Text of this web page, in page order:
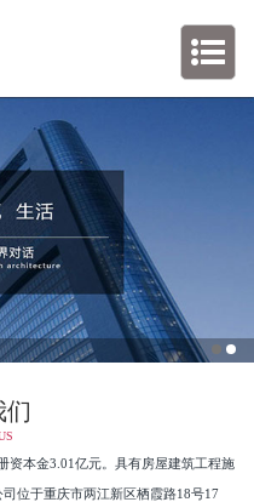
们
资本金3.01亿元。具有房屋建筑工程施
位于重庆市两江新区栖霞路18号17